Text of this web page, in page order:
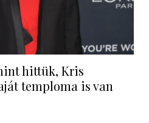
hittük, Kris
temploma is van